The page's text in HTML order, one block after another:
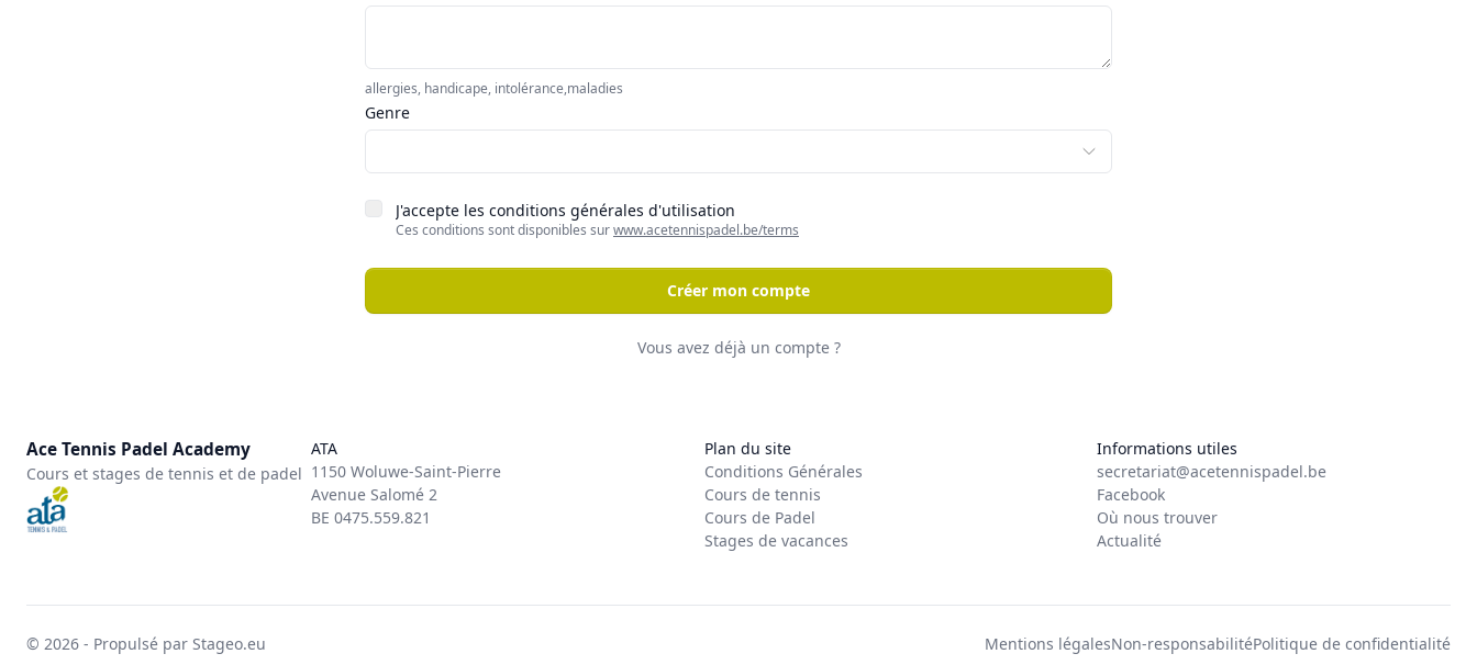
allergies, handicape, intolérance,maladies
Genre
J'accepte les conditions générales d'utilisation
Ces conditions sont disponibles surwww.acetennispadel.be/terms
Créer mon compte
Vous avez déjà un compte ?
Ace Tennis Padel Academy
Cours et stages de tennis et de padel
ATA
1150 Woluwe-Saint-Pierre
Avenue Salomé 2
BE 0475.559.821
Plan du site
Conditions Générales
Cours de tennis
Cours de Padel
Stages de vacances
Informations utiles
secretariat@acetennispadel.be
Facebook
Où nous trouver
Actualité
© 2026 - Propulsé par Stageo.eu Mentions légalesNon-responsabilitéPolitique de confidentialité